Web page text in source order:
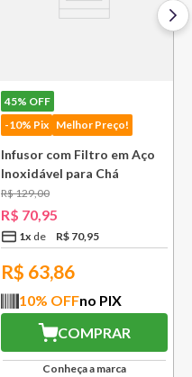
45% OFF
-10% Pix Melhor Preço!
Infusor com Filtro em Aço
Inoxidável para Chá
Lausanne Bsf
R$129,00
R$ 70,95
1x R$ 70,95
R$ 63,86
10% OFFno PIX
COMPRAR
Conheça a marca